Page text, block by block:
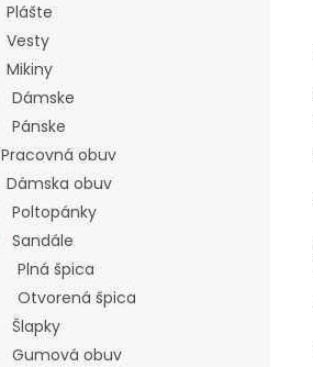
Plášte
Vesty
Mikiny
Dámske
Pánske
Pracovná obuv
Dámska obuv
Poltopánky
Sandále
Plná špica
Otvorená špica
Šlapky
Gumová obuv